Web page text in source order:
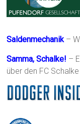
Saldenmechanik–
Samma, Schalke! –
über den FC